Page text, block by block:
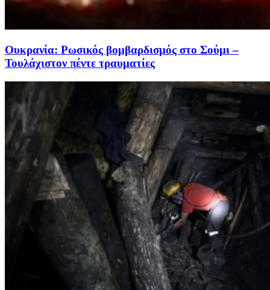
Ουκρανία: Ρωσικός βομβαρδισμός στο Σούμι –
Τουλάχιστον πέντε τραυματίες